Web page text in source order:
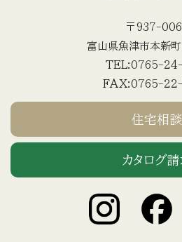
〒937-
富山県魚津市本新
TEL:0765-
FAX:0765-
住宅相談
カタログ